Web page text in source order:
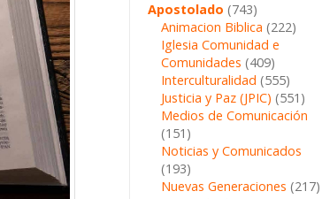
Apostolado (743)
Animacion Biblica (222)
Iglesia Comunidad e
Comunidades (409)
Interculturalidad (555)
Justicia y Paz (JPIC) (551)
Medios de Comunicación
(151)
Noticias y Comunicados
(193)
Nuevas Generaciones (217)